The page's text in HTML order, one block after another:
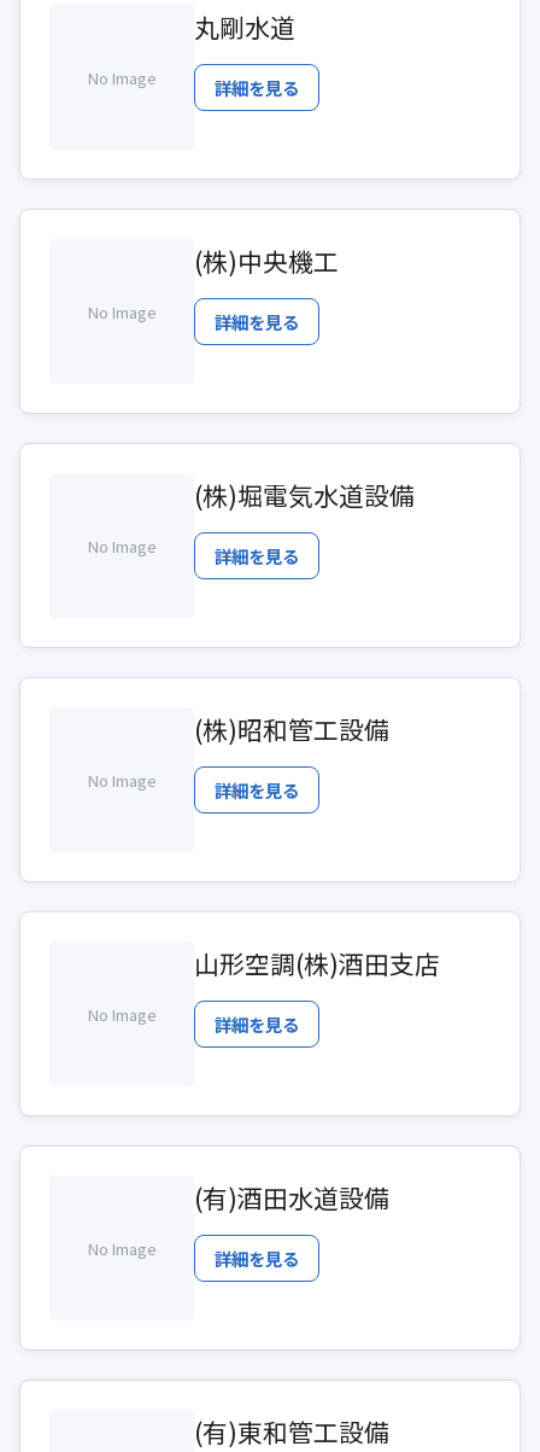
No Image
丸剛水道
詳細を見る
No Image
(株)中央機工
詳細を見る
No Image
(株)堀電気水道設備
詳細を見る
No Image
(株)昭和管工設備
詳細を見る
No Image
山形空調(株)酒田支店
詳細を見る
No Image
(有)酒田水道設備
詳細を見る
(有)東和管工設備